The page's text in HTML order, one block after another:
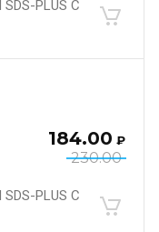
PLUS С
230.00
184.00 ₽
PLUS С